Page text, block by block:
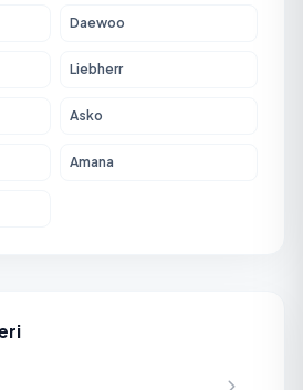
Daewoo
Liebherr
Asko
Amana